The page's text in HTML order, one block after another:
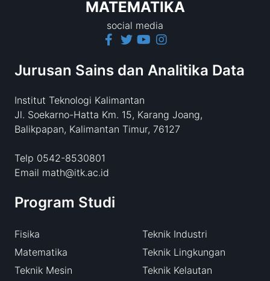
MATEMATIKA
social media
Jurusan Sains dan Analitika Data
Institut Teknologi Kalimantan
Jl. Soekarno-Hatta Km. 15, Karang Joang,
Balikpapan, Kalimantan Timur, 76127
Telp 0542-8530801
Email math@itk.ac.id
Program Studi
Fisika
Matematika
Teknik Mesin
Teknik Industri
Teknik Lingkungan
Teknik Kelautan